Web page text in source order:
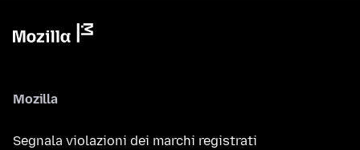
Mozilla
Segnala violazioni dei marchi registrati